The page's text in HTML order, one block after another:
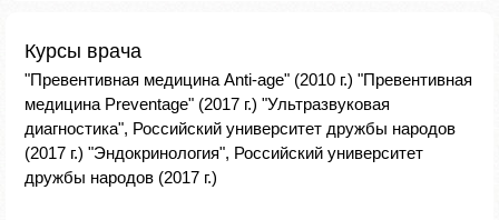
Курсы врача
"Превентивная медицина Anti-age" (2010 г.) "Превентивная
медицина Preventage" (2017 г.) "Ультразвуковая
диагностика", Российский университет дружбы народов
(2017 г.) "Эндокринология", Российский университет
дружбы народов (2017 г.)